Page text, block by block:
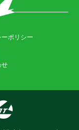
ポリシー
せ